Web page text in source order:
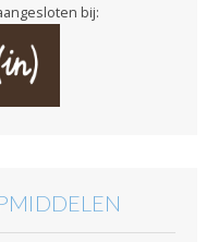
bij: